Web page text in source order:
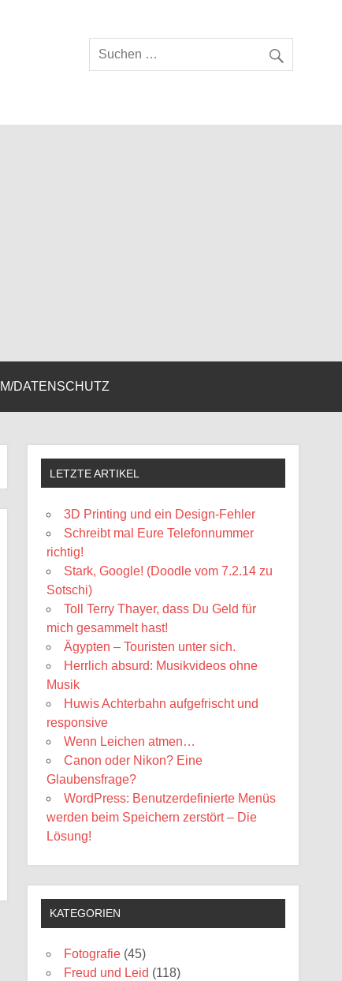
DATENSCHUTZ
LETZTE ARTIKEL
3D Printing und ein Design-Fehler
Schreibt mal Eure Telefonnummer
richtig!
Stark, Google! (Doodle vom 7.2.14 zu
Sotschi)
Toll Terry Thayer, dass Du Geld für
mich gesammelt hast!
Ägypten – Touristen unter sich.
Herrlich absurd: Musikvideos ohne
Musik
Huwis Achterbahn aufgefrischt und
responsive
Wenn Leichen atmen…
Canon oder Nikon? Eine
Glaubensfrage?
WordPress: Benutzerdefinierte Menüs
werden beim Speichern zerstört – Die
Lösung!
KATEGORIEN
Fotografie (45)
Freud und Leid (118)